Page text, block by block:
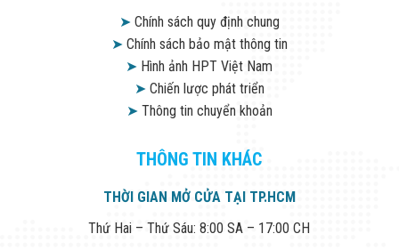
➤Chính sách quy định chung
➤Chính sách bảo mật thông tin
➤ Hình ảnh HPT Việt Nam
➤Chiến lược phát triển
➤Thông tin chuyển khoản
THÔNG TIN KHÁC
THỜI GIAN MỞ CỬA TẠI TP.HCM
Thứ Hai – Thứ Sáu: 8:00 SA – 17:00 CH